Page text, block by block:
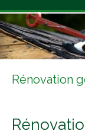
Rénovation